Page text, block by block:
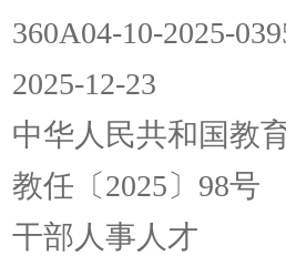
360A04-10-2025-
2025-12-23
中华人民共和国教
教任〔2025〕98号
干部人事人才